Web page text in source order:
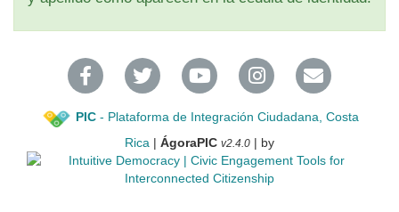
PIC- Plataforma de Integración Ciudadana, Costa
Rica | ÁgoraPIC v2.4.0 | by